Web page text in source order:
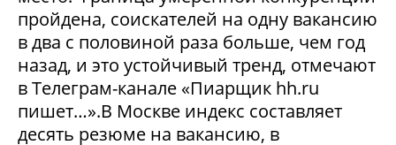
пройдена, соискателей на одну вакансию
в два с половиной раза больше, чем год
назад, и это устойчивый тренд, отмечают
в Телеграм-канале «Пиарщик hh.ru
пишет…».В Москве индекс составляет
десять резюме на вакансию, в